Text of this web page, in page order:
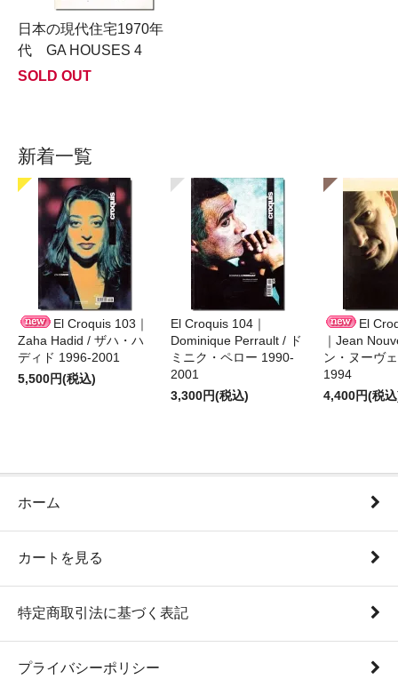
日本の現代住宅1970年
代 GA HOUSES 4
SOLD OUT
新着一覧
El Croquis 103｜
Zaha Hadid / ザハ・ハ
ディド 1996-2001
5,500円(税込)
El Croquis 104｜
Dominique Perrault / ド
ミニク・ペロー 1990-
2001
3,300円(税込)
El
｜Jean
ン・ヌーヴ
1994
4,400円(税
ホーム
カートを見る
特定商取引法に基づく表記
プライバシーポリシー